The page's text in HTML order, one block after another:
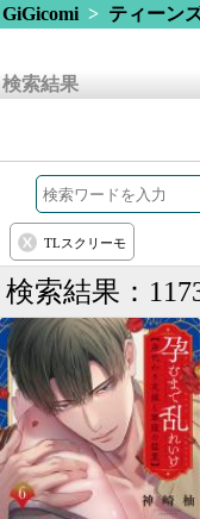
GiGicomi> ティーン
検索結果
TLスクリーモ
検索結果：